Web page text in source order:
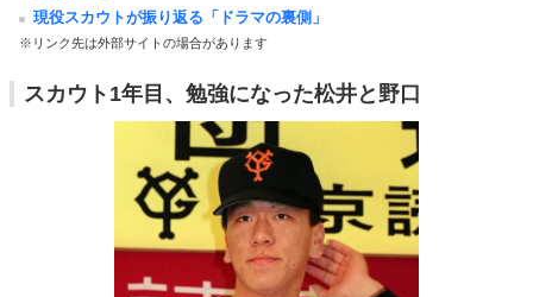
現役スカウトが振り返る「ドラマの裏側」
※リンク先は外部サイトの場合があります
スカウト1年目、勉強になった松井と野口